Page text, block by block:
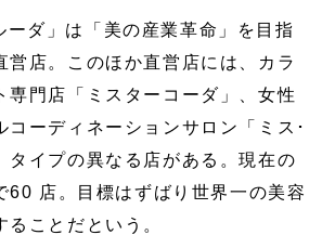
ーダ」は「美の産業革命」を目指
営店。このほか直営店には、カラ
専門店「ミスターコーダ」、女性
コーディネーションサロン「ミス･
タイプの異なる店がある。現在の
60 店。目標はずばり世界一の美容
ことだという。